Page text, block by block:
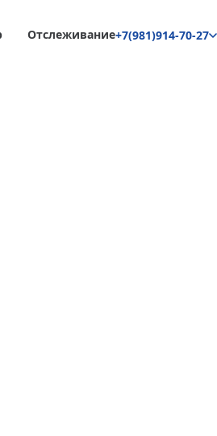
Отслеживание+7(981)914-70-27